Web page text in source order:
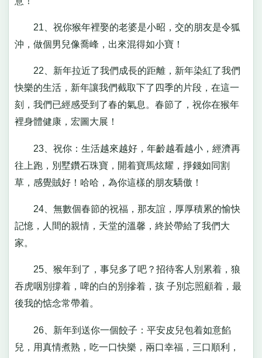
21、祝你猴年裡娶的老婆是小昭，交的朋友是令狐
沖，做個男兒像喬峰，出來混得如小寶！
22、新年拉近了我們成長的距離，新年染紅了我們
快樂的生活，新年讓我們截取下了四季的片段，在這一
刻，我們已經感受到了春的氣息。春節了，祝你在猴年
裡身體健康，宏圖大展！
23、祝你：生活越來越好，年齡越看越小，經濟再
往上跑，別墅鑽石珠寶，開着寶馬炫耀，掙錢如同割
草，感覺賊好！哈哈，為你這樣的朋友驕傲！
24、無數個春節的祝福，那友誼，厚厚積累的愉快
記憶，人間的親情，天堂的溫馨，終於帶給了我們大
家。
25、猴年到了，事兒多了吧？招待客人別累着，狼
吞虎咽別撐着，啤的白的別摻着，孩 子別忘照顧着，最
後我的惦念常帶着。
26、新年到送你一個餃子：平安皮兒包着如意餡
兒，用真情煮熟，吃一口快樂，兩口幸福，三口順利，